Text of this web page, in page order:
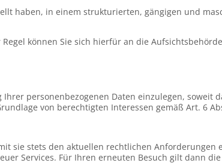
haben, in einem strukturierten, gängigen und
können Sie sich hierfür an die
personenbezogenen Daten einzulegen,
von berechtigten Interessen gemäß Art. 6
sie stets den aktuellen rechtlichen
Services. Für Ihren erneuten Besuch gilt dann